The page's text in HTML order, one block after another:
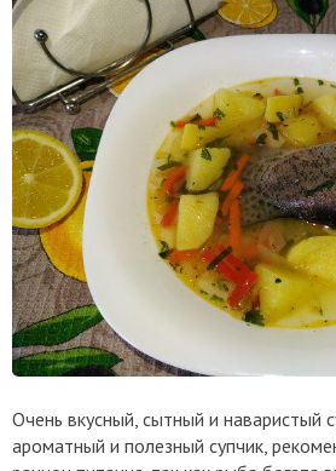
Очень вкусный, сытный и наваристый
ароматный и полезный супчик,